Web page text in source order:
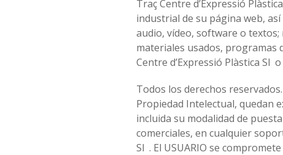
Traç Centre d’Expressió
industrial de su página web,
audio, vídeo, software o
materiales usados, programas
Centre d’Expressió Plàstica Sl
Todos los derechos
Propiedad Intelectual, quedan
incluida su modalidad de
comerciales, en cualquier
Sl . El USUARIO se